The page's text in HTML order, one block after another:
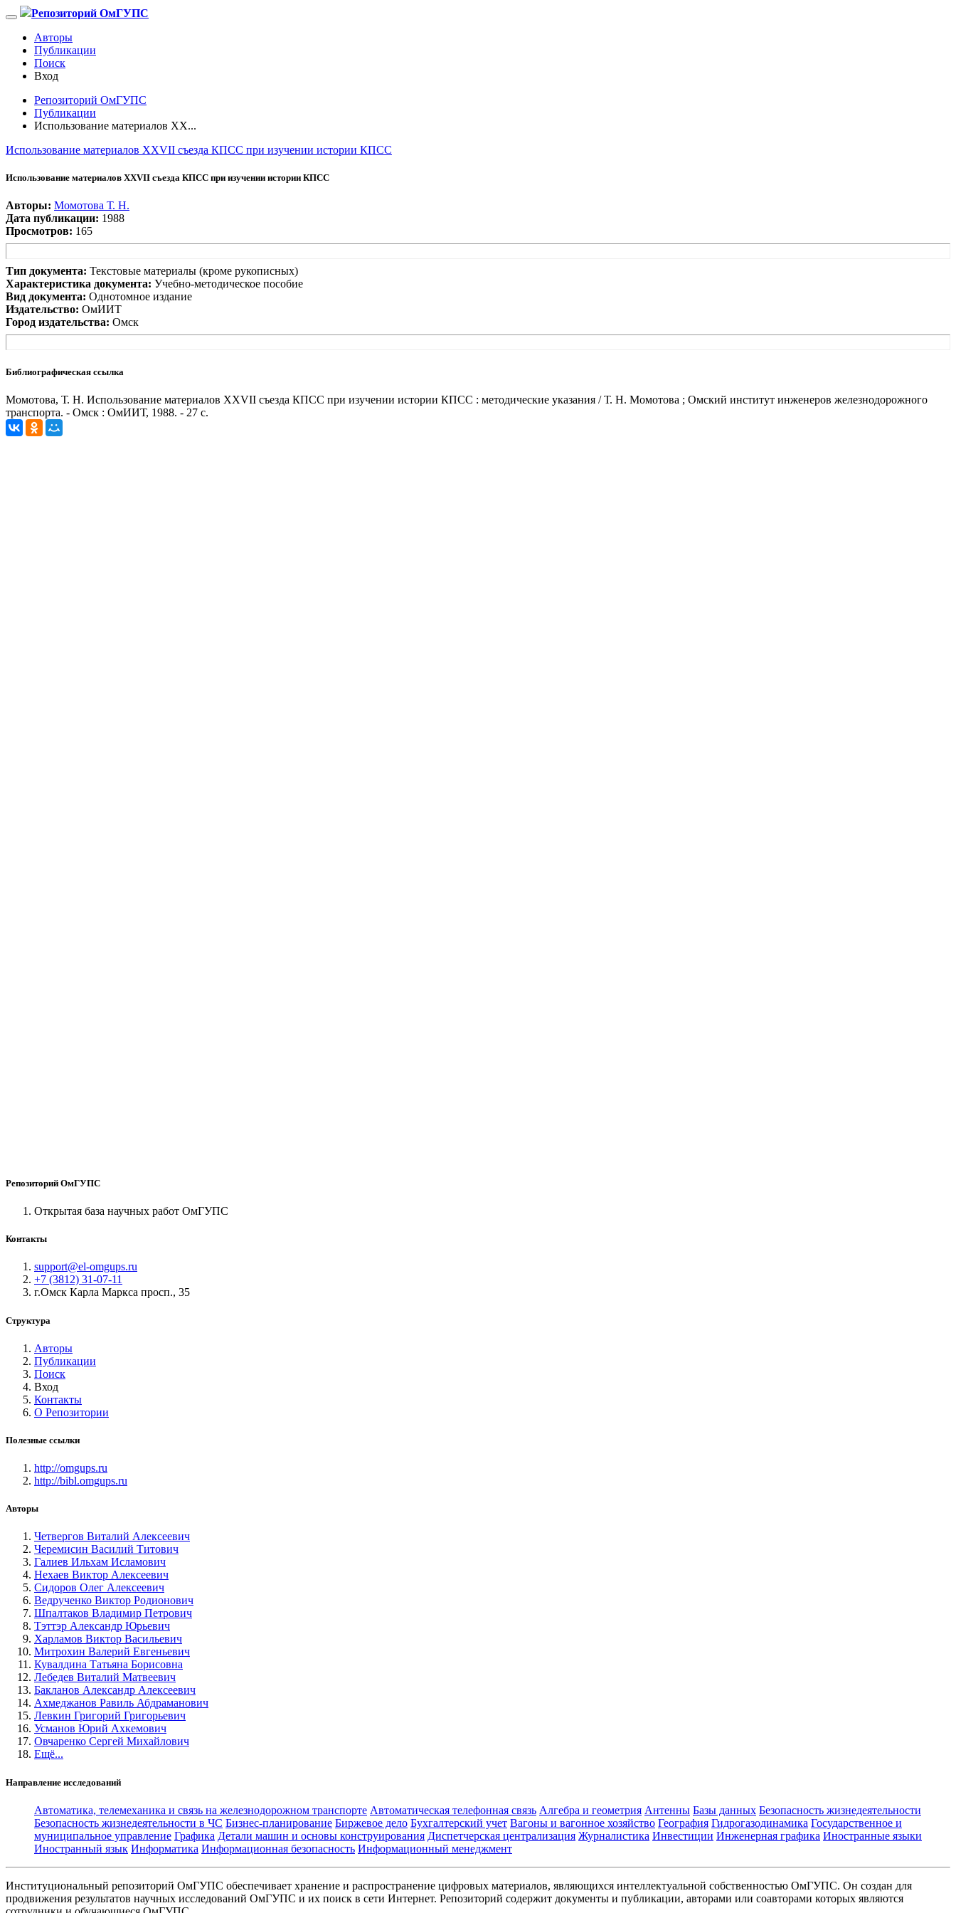
Репозиторий ОмГУПС
Авторы
Публикации
Поиск
Вход
Репозиторий ОмГУПС
Публикации
Использование материалов XX...
Использование материалов XXVII съезда КПСС при изучении истории КПСС
Использование материалов XXVII съезда КПСС при изучении истории КПСС
Авторы: Момотова Т. Н.
Дата публикации: 1988
Просмотров: 165
Тип документа: Текстовые материалы (кроме рукописных)
Характеристика документа: Учебно-методическое пособие
Вид документа: Однотомное издание
Издательство: ОмИИТ
Город издательства: Омск
Библиографическая ссылка
Момотова, Т. Н. Использование материалов XXVII съезда КПСС при изучении истории КПСС : методические указания / Т. Н. Момотова ; Омский институт инженеров железнодорожного
транспорта. - Омск : ОмИИТ, 1988. - 27 с.
Репозиторий ОмГУПС
Открытая база научных работ ОмГУПС
Контакты
support@el-omgups.ru
+7 (3812) 31-07-11
г.Омск Карла Маркса просп., 35
Структура
Авторы
Публикации
Поиск
Вход
Контакты
О Репозитории
Полезные ссылки
http://omgups.ru
http://bibl.omgups.ru
Авторы
Четвергов Виталий Алексеевич
Черемисин Василий Титович
Галиев Ильхам Исламович
Нехаев Виктор Алексеевич
Сидоров Олег Алексеевич
Ведрученко Виктор Родионович
Шпалтаков Владимир Петрович
Тэттэр Александр Юрьевич
Харламов Виктор Васильевич
Митрохин Валерий Евгеньевич
Кувалдина Татьяна Борисовна
Лебедев Виталий Матвеевич
Бакланов Александр Алексеевич
Ахмеджанов Равиль Абдраманович
Левкин Григорий Григорьевич
Усманов Юрий Ахкемович
Овчаренко Сергей Михайлович
Ещё...
Направление исследований
Автоматика, телемеханика и связь на железнодорожном транспорте Автоматическая телефонная связь Алгебра и геометрия Антенны Базы данных Безопасность жизнедеятельности
Безопасность жизнедеятельности в ЧС Бизнес-планирование Биржевое дело Бухгалтерский учет Вагоны и вагонное хозяйство География Гидрогазодинамика Государственное и
муниципальное управление Графика Детали машин и основы конструирования Диспетчерская централизация Журналистика Инвестиции Инженерная графика Иностранные языки
Иностранный язык Информатика Информационная безопасность Информационный менеджмент
Институциональный репозиторий ОмГУПС обеспечивает хранение и распространение цифровых материалов, являющихся интеллектуальной собственностью ОмГУПС. Он создан для
продвижения результатов научных исследований ОмГУПС и их поиск в сети Интернет. Репозиторий содержит документы и публикации, авторами или соавторами которых являются